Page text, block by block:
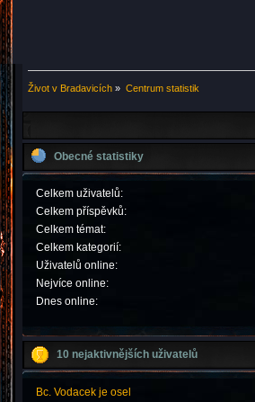
Život v Bradavicích » Centrum statistik
Obecné statistiky
Celkem uživatelů:
Celkem příspěvků:
Celkem témat:
Celkem kategorií:
Uživatelů online:
Nejvíce online:
Dnes online:
10 nejaktivnějších uživatelů
Bc. Vodacek je osel